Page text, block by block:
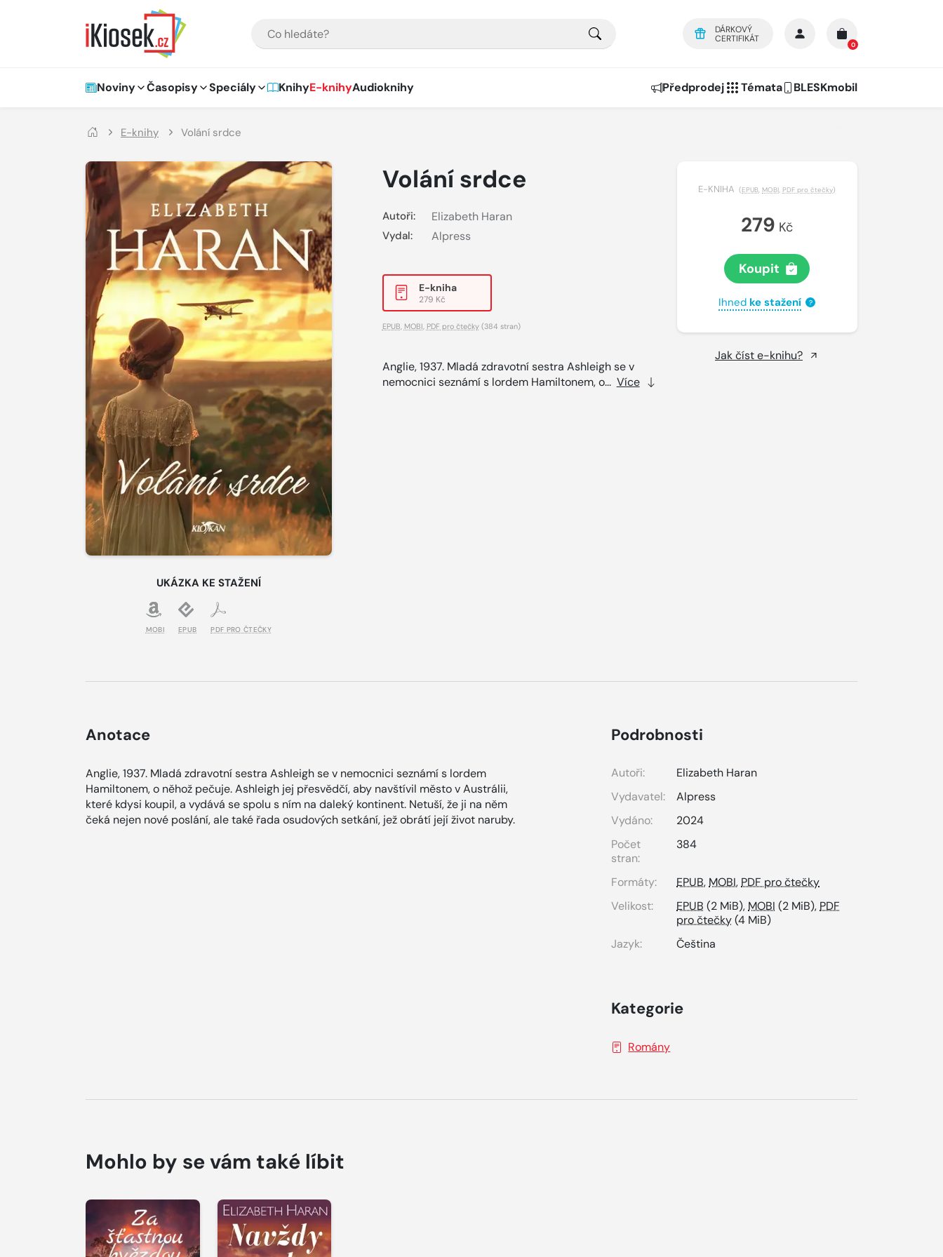
DÁRKOVÝ
CERTIFIKÁT
0
Hlavní navigace
Noviny Časopisy Speciály KnihyE-knihyAudioknihy Předprodej Témata BLESKmobil
E-knihy Volání srdce
UKÁZKA KE STAŽENÍ
MOBI EPUB PDF PRO ČTEČKY
Volání srdce
Autoři: Elizabeth Haran
Vydal: Alpress
E-kniha
279 Kč
EPUB MOBI PDF pro čtečky(384 stran)
Anglie, 1937. Mladá zdravotní sestra Ashleigh se v
nemocnici seznámí s lordem Hamiltonem, o... Více
E-KNIHA (EPUB, MOBI, PDF pro čtečky)
279 Kč
Koupit
Ihned ke stažení ?
Jak číst e-knihu?
Anotace
Anglie, 1937. Mladá zdravotní sestra Ashleigh se v nemocnici seznámí s lordem
Hamiltonem, o něhož pečuje. Ashleigh jej přesvědčí, aby navštívil město v Austrálii,
které kdysi koupil, a vydává se spolu s ním na daleký kontinent. Netuší, že ji na něm
čeká nejen nové poslání, ale také řada osudových setkání, jež obrátí její život naruby.
Podrobnosti
Autoři:
Elizabeth Haran
Vydavatel:
Alpress
Vydáno:
2024
Počet
stran:
384
Formáty: EPUB, MOBI, PDF pro čtečky
Velikost:
EPUB (2 MiB), MOBI (2 MiB), PDF
pro čtečky(4 MiB)
Jazyk:
Čeština
Kategorie
Romány
Mohlo by se vám také líbit